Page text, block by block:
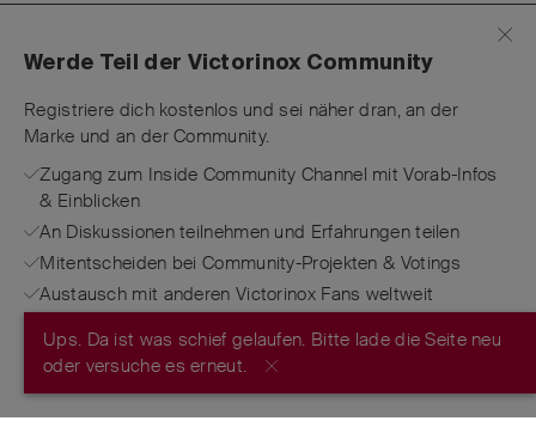
Ups. Da ist was schief gelaufen. Bitte lade die Seite neu
oder versuche es erneut.
Werde Teil der Victorinox Community
Registriere dich kostenlos und sei näher dran, an der
Marke und an der Community.
Zugang zum Inside Community Channel mit Vorab-Infos
& Einblicken
An Diskussionen teilnehmen und Erfahrungen teilen
Mitentscheiden bei Community-Projekten & Votings
Austausch mit anderen Victorinox Fans weltweit
JETZT REGISTRIEREN